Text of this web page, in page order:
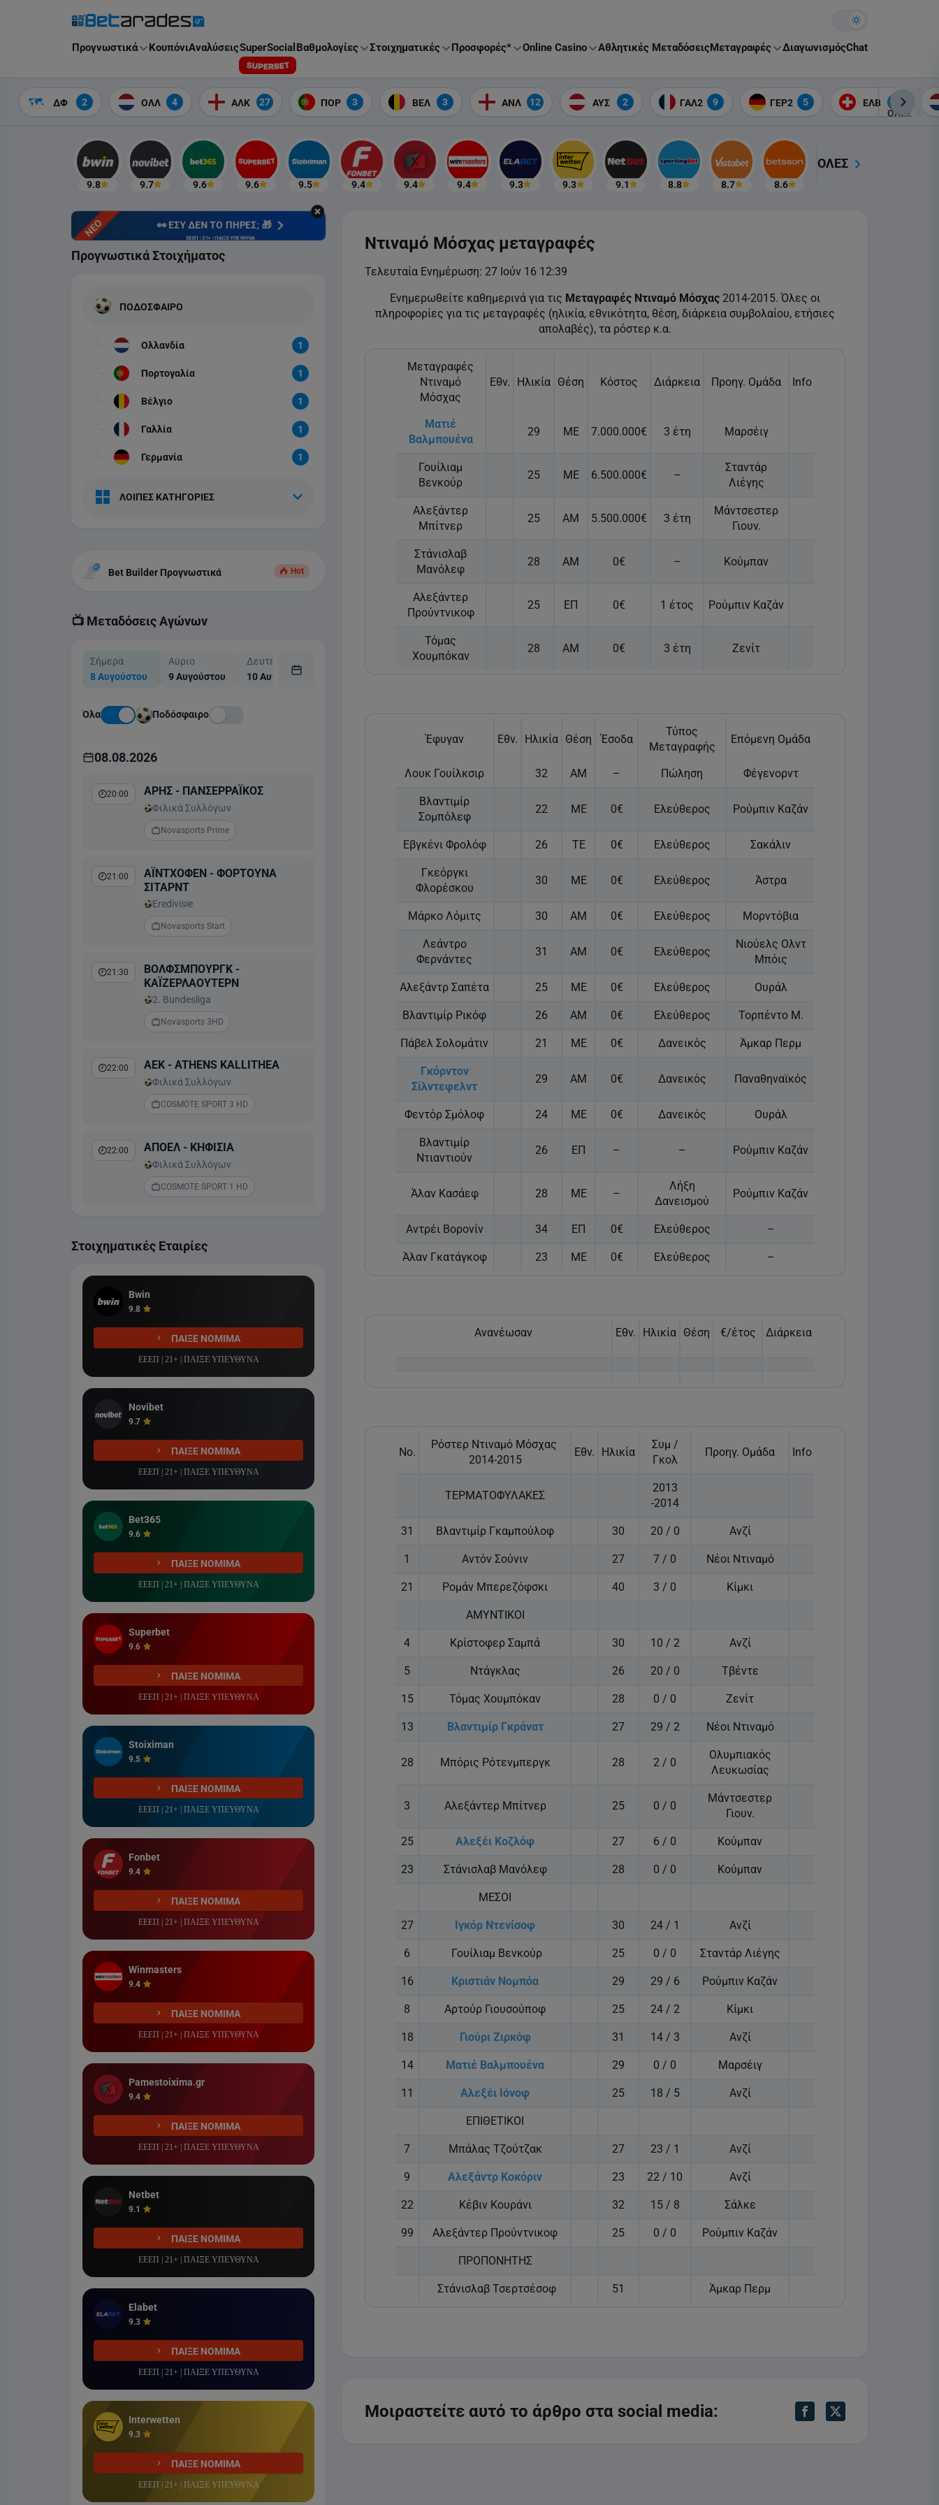
Στοίχημα Theme toggle
Προγνωστικά ΚουπόνιΑναλύσειςSuperSocial Βαθμολογίες Στοιχηματικές Προσφορές* Online Casino Αθλητικές ΜεταδόσειςΜεταγραφές ΔιαγωνισμόςChat
ΔΦ 2 ΟΛΛ 4 ΑΛΚ 27 ΠΟΡ 3 ΒΕΛ 3 ΑΝΛ 12 ΑΥΣ 2 ΓΑΛ2 9 ΓΕΡ2 5 ΕΛΒ 6
ΟΛΕΣ
9.8 9.7 9.6 9.6 9.5 9.4 9.4 9.4 9.3 9.3 9.1 8.8 8.7 8.6
ΟΛΕΣ
Ντιναμό Μόσχας μεταγραφές
Τελευταία Ενημέρωση: 27 Ιούν 16 12:39
Ενημερωθείτε καθημερινά για τις Μεταγραφές Ντιναμό Μόσχας 2014-2015. Όλες οι
πληροφορίες για τις μεταγραφές (ηλικία, εθνικότητα, θέση, διάρκεια συμβολαίου, ετήσιες
απολαβές), τα ρόστερ κ.α.
Μεταγραφές
Ντιναμό
Μόσχας
Εθν. Ηλικία Θέση Κόστος Διάρκεια Προηγ. Ομάδα Info
Ματιέ
Βαλμπουένα
29 ΜΕ 7.000.000€ 3 έτη Μαρσέιγ
Γουίλιαμ
Βενκούρ
25 ΜΕ 6.500.000€ –
Σταντάρ
Λιέγης
Αλεξάντερ
Μπίτνερ
25 ΑΜ 5.500.000€ 3 έτη
Μάντσεστερ
Γιουν.
Στάνισλαβ
Μανόλεφ
28 ΑΜ 0€ – Κούμπαν
Αλεξάντερ
Προύντνικοφ
25 ΕΠ 0€ 1 έτος Ρούμπιν Καζάν
Τόμας
Χουμπόκαν
28 ΑΜ 0€ 3 έτη Ζενίτ
Έφυγαν Εθν. Ηλικία Θέση Έσοδα
Τύπος
Μεταγραφής
Επόμενη Ομάδα
Λουκ Γουίλκσιρ 32 ΑΜ – Πώληση Φέγενορντ
Βλαντιμίρ
Σομπόλεφ
22 ΜΕ 0€ Ελεύθερος Ρούμπιν Καζάν
Εβγκένι Φρολόφ 26 ΤΕ 0€ Ελεύθερος Σακάλιν
Γκεόργκι
Φλορέσκου
30 ΜΕ 0€ Ελεύθερος Άστρα
Μάρκο Λόμιτς 30 ΑΜ 0€ Ελεύθερος Μορντόβια
Λεάντρο
Φερνάντες
31 ΑΜ 0€ Ελεύθερος
Νιούελς Ολντ
Μπόις
Αλεξάντρ Σαπέτα 25 ΜΕ 0€ Ελεύθερος Ουράλ
Βλαντιμίρ Ρικόφ 26 ΑΜ 0€ Ελεύθερος Τορπέντο Μ.
Πάβελ Σολομάτιν 21 ΜΕ 0€ Δανεικός Άμκαρ Περμ
Γκόρντον
Σίλντεφελντ
29 ΑΜ 0€ Δανεικός Παναθηναϊκός
Φεντόρ Σμόλοφ 24 ΜΕ 0€ Δανεικός Ουράλ
Βλαντιμίρ
Ντιαντιούν
26 ΕΠ – – Ρούμπιν Καζάν
Άλαν Κασάεφ 28 ΜΕ –
Λήξη
Δανεισμού
Ρούμπιν Καζάν
Αντρέι Βορονίν 34 ΕΠ 0€ Ελεύθερος –
Άλαν Γκατάγκοφ 23 ΜΕ 0€ Ελεύθερος –
Ανανέωσαν Εθν. Ηλικία Θέση €/έτος Διάρκεια
No.
Ρόστερ Ντιναμό Μόσχας
2014-2015
Εθν. Ηλικία
Συμ /
Γκολ
Προηγ. Ομάδα Info
ΤΕΡΜΑΤΟΦΥΛΑΚΕΣ
2013
-2014
31 Βλαντιμίρ Γκαμπούλοφ 30 20 / 0 Ανζί
1 Αντόν Σούνιν 27 7 / 0 Νέοι Ντιναμό
21 Ρομάν Μπερεζόφσκι 40 3 / 0 Κίμκι
ΑΜΥΝΤΙΚΟΙ
4 Κρίστοφερ Σαμπά 30 10 / 2 Ανζί
5 Ντάγκλας 26 20 / 0 Τβέντε
15 Τόμας Χουμπόκαν 28 0 / 0 Ζενίτ
13 Βλαντιμίρ Γκράνατ 27 29 / 2 Νέοι Ντιναμό
28 Μπόρις Ρότενμπεργκ 28 2 / 0
Ολυμπιακός
Λευκωσίας
3 Αλεξάντερ Μπίτνερ 25 0 / 0
Μάντσεστερ
Γιουν.
25 Αλεξέι Κοζλόφ 27 6 / 0 Κούμπαν
23 Στάνισλαβ Μανόλεφ 28 0 / 0 Κούμπαν
ΜΕΣΟΙ
27 Ιγκόρ Ντενίσοφ 30 24 / 1 Ανζί
6 Γουίλιαμ Βενκούρ 25 0 / 0 Σταντάρ Λιέγης
16 Κριστιάν Νομπόα 29 29 / 6 Ρούμπιν Καζάν
8 Αρτούρ Γιουσούποφ 25 24 / 2 Κίμκι
18 Γιούρι Ζιρκόφ 31 14 / 3 Ανζί
14 Ματιέ Βαλμπουένα 29 0 / 0 Μαρσέιγ
11 Αλεξέι Ιόνοφ 25 18 / 5 Ανζί
ΕΠΙΘΕΤΙΚΟΙ
7 Μπάλας Τζούτζακ 27 23 / 1 Ανζί
9 Αλεξάντρ Κοκόριν 23 22 / 10 Ανζί
22 Κέβιν Κουράνι 32 15 / 8 Σάλκε
99 Αλεξάντερ Προύντνικοφ 25 0 / 0 Ρούμπιν Καζάν
ΠΡΟΠΟΝΗΤΗΣ
Στάνισλαβ Τσερτσέσοφ 51 Άμκαρ Περμ
Μοιραστείτε αυτό το άρθρο στα social media:
ΝΕΟ 👀 ΕΣΥ ΔΕΝ ΤΟ ΠΗΡΕΣ; 🎁
ΕΕΕΠ | 21+ | ΠΑΙΞΕ ΥΠΕΥΘΥΝΑ
Προγνωστικά Στοιχήματος
ΠΟΔΟΣΦΑΙΡΟ
Ολλανδία 1
Πορτογαλία 1
Βέλγιο 1
Γαλλία 1
Γερμανία 1
ΛΟΙΠΕΣ ΚΑΤΗΓΟΡΙΕΣ
Bet Builder Προγνωστικά Hot
📺 Μεταδόσεις Αγώνων
Σήμερα
8 Αυγούστου
Αύριο
9 Αυγούστου
Δευτέρα
10 Αυγούστου
Τετάρτη
Όλα Ποδόσφαιρο
08.08.2026
20:00 ΑΡΗΣ - ΠΑΝΣΕΡΡΑΪΚΟΣ
Φιλικά Συλλόγων
Novasports Prime
21:00
ΑΪΝΤΧΟΦΕΝ - ΦΟΡΤΟΥΝΑ
ΣΙΤΑΡΝΤ
Eredivisie
Novasports Start
21:30
ΒΟΛΦΣΜΠΟΥΡΓΚ -
ΚΑΪΖΕΡΛΑΟΥΤΕΡΝ
2. Bundesliga
Novasports 3HD
22:00 ΑΕΚ - ATHENS KALLITHEA
Φιλικά Συλλόγων
COSMOTE SPORT 3 HD
22:00 ΑΠΟΕΛ - ΚΗΦΙΣΙΑ
Φιλικά Συλλόγων
COSMOTE SPORT 1 HD
ΣΠΟΡΤΙΝΓΚ
Στοιχηματικές Εταιρίες
Bwin
9.8
ΠΑΙΞΕ ΝΟΜΙΜΑ
ΕΕΕΠ | 21+ | ΠΑΙΞΕ ΥΠΕΥΘΥΝΑ
Novibet
9.7
ΠΑΙΞΕ ΝΟΜΙΜΑ
ΕΕΕΠ | 21+ | ΠΑΙΞΕ ΥΠΕΥΘΥΝΑ
Bet365
9.6
ΠΑΙΞΕ ΝΟΜΙΜΑ
ΕΕΕΠ | 21+ | ΠΑΙΞΕ ΥΠΕΥΘΥΝΑ
Superbet
9.6
ΠΑΙΞΕ ΝΟΜΙΜΑ
ΕΕΕΠ | 21+ | ΠΑΙΞΕ ΥΠΕΥΘΥΝΑ
Stoiximan
9.5
ΠΑΙΞΕ ΝΟΜΙΜΑ
ΕΕΕΠ | 21+ | ΠΑΙΞΕ ΥΠΕΥΘΥΝΑ
Fonbet
9.4
ΠΑΙΞΕ ΝΟΜΙΜΑ
ΕΕΕΠ | 21+ | ΠΑΙΞΕ ΥΠΕΥΘΥΝΑ
Winmasters
9.4
ΠΑΙΞΕ ΝΟΜΙΜΑ
ΕΕΕΠ | 21+ | ΠΑΙΞΕ ΥΠΕΥΘΥΝΑ
Pamestoixima.gr
9.4
ΠΑΙΞΕ ΝΟΜΙΜΑ
ΕΕΕΠ | 21+ | ΠΑΙΞΕ ΥΠΕΥΘΥΝΑ
Netbet
9.1
ΠΑΙΞΕ ΝΟΜΙΜΑ
ΕΕΕΠ | 21+ | ΠΑΙΞΕ ΥΠΕΥΘΥΝΑ
Elabet
9.3
ΠΑΙΞΕ ΝΟΜΙΜΑ
ΕΕΕΠ | 21+ | ΠΑΙΞΕ ΥΠΕΥΘΥΝΑ
Interwetten
9.3
ΠΑΙΞΕ ΝΟΜΙΜΑ
ΕΕΕΠ | 21+ | ΠΑΙΞΕ ΥΠΕΥΘΥΝΑ